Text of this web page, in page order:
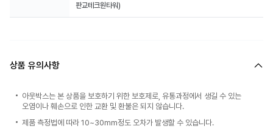
판교테크원타워)
상품 유의사항
아웃박스는 본 상품을 보호하기 위한 보호제로, 유통과정에서 생길 수 있는
오염이나 훼손으로 인한 교환 및 환불은 되지 않습니다.
제품 측정법에 따라 10~30mm정도 오차가 발생할 수 있습니다.